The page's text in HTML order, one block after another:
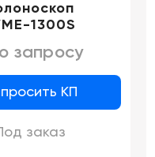
1300S
запросу
КП
заказ